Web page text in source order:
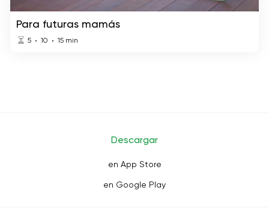
Para futuras mamás
5 10 15 min
Descargar
en App Store
en Google Play